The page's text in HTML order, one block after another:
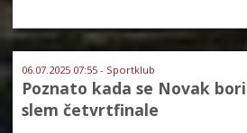
06.07.2025 07:55 - Sportklub
Poznato kada se Novak
slem četvrtfinale